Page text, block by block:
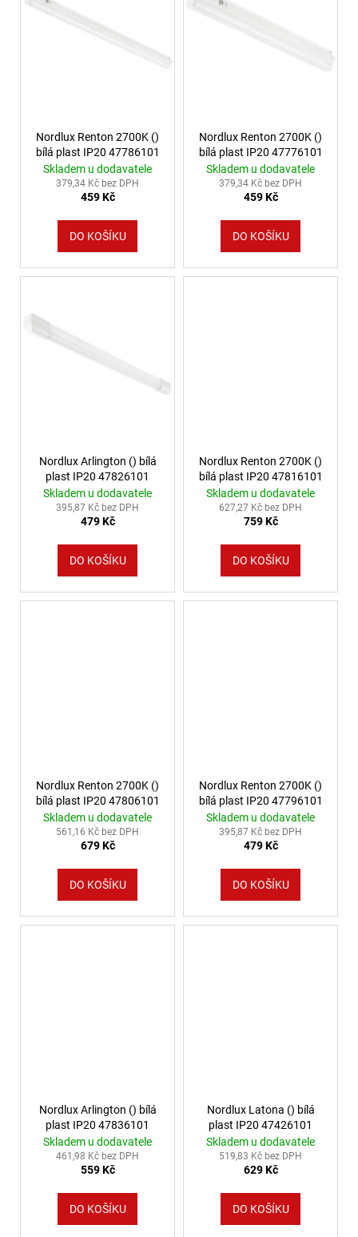
Nordlux Renton 2700K ()
bílá plast IP20 47786101
Skladem u dodavatele
379,34 Kč bez DPH
459 Kč
DO KOŠÍKU
Nordlux Renton 2700K ()
bílá plast IP20 47776101
Skladem u dodavatele
379,34 Kč bez DPH
459 Kč
DO KOŠÍKU
Nordlux Arlington () bílá
plast IP20 47826101
Skladem u dodavatele
395,87 Kč bez DPH
479 Kč
DO KOŠÍKU
Nordlux Renton 2700K ()
bílá plast IP20 47816101
Skladem u dodavatele
627,27 Kč bez DPH
759 Kč
DO KOŠÍKU
Nordlux Renton 2700K ()
bílá plast IP20 47806101
Skladem u dodavatele
561,16 Kč bez DPH
679 Kč
DO KOŠÍKU
Nordlux Renton 2700K ()
bílá plast IP20 47796101
Skladem u dodavatele
395,87 Kč bez DPH
479 Kč
DO KOŠÍKU
Nordlux Arlington () bílá
plast IP20 47836101
Skladem u dodavatele
461,98 Kč bez DPH
559 Kč
DO KOŠÍKU
Nordlux Latona () bílá
plast IP20 47426101
Skladem u dodavatele
519,83 Kč bez DPH
629 Kč
DO KOŠÍKU